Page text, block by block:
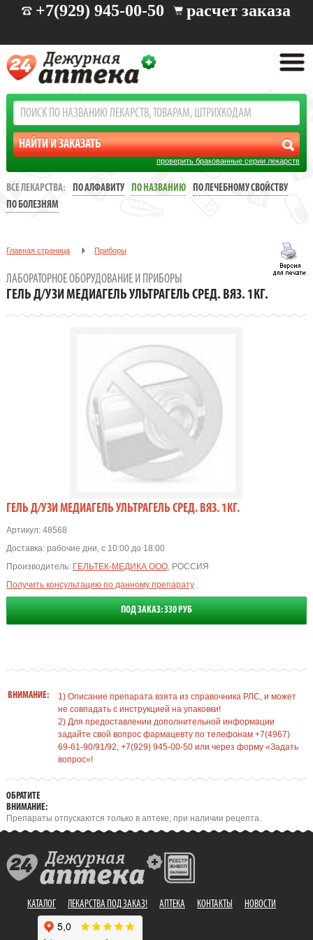
+7(929) 945-00-50 расчет заказа
проверить бракованные серии лекарств
ВСЕ ЛЕКАРСТВА: ПО АЛФАВИТУ ПО НАЗВАНИЮ
ПО ЛЕЧЕБНОМУ СВОЙСТВУ
ПО БОЛЕЗНЯМ
Главная страница Приборы
ГЕЛЬ Д/УЗИ МЕДИАГЕЛЬ УЛЬТРАГЕЛЬ СРЕД. ВЯЗ. 1КГ.
ЛАБОРАТОРНОЕ ОБОРУДОВАНИЕ И ПРИБОРЫ
ГЕЛЬ Д/УЗИ МЕДИАГЕЛЬ УЛЬТРАГЕЛЬ СРЕД. ВЯЗ. 1КГ.
ГЕЛЬ Д/УЗИ МЕДИАГЕЛЬ УЛЬТРАГЕЛЬ СРЕД. ВЯЗ. 1КГ.
Артикул:48568
Доставка: рабочие дни, с 10:00 до 18:00
Производитель: ГЕЛЬТЕК-МЕДИКА ООО, РОССИЯ
Получить консультацию по данному препарату
ПОД ЗАКАЗ: 330 РУБ
ВНИМАНИЕ:
1) Описание препарата взята из справочника РЛС, и может
не совпадать с инструкцией на упаковки!
2) Для предоставлении дополнительной информации
задайте свой вопрос фармацевту по телефонам +7(4967)
69-61-90/91/92, +7(929) 945-00-50 или через форму «Задать
вопрос»!
ОБРАТИТЕ
ВНИМАНИЕ:
Препараты отпускаются только в аптеке, при наличии рецепта.
КАТАЛОГ ЛЕКАРСТВА ПОД ЗАКАЗ! АПТЕКА КОНТАКТЫ НОВОСТИ